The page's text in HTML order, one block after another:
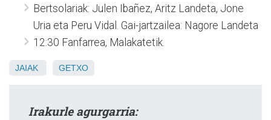
Bertsolariak: Julen Ibañez, Aritz Landeta, Jone
Uria eta Peru Vidal. Gai-jartzailea: Nagore Landeta
12:30 Fanfarrea, Malakatetik.
JAIAK GETXO
Irakurle agurgarria: